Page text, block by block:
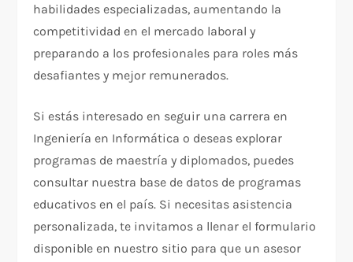
habilidades especializadas, aumentando la
competitividad en el mercado laboral y
preparando a los profesionales para roles más
desafiantes y mejor remunerados.
Si estás interesado en seguir una carrera en
Ingeniería en Informática o deseas explorar
programas de maestría y diplomados, puedes
consultar nuestra base de datos de programas
educativos en el país. Si necesitas asistencia
personalizada, te invitamos a llenar el formulario
disponible en nuestro sitio para que un asesor